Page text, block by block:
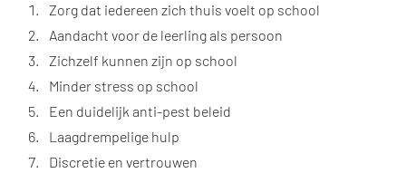
Zorg dat iedereen zich thuis voelt op school
Aandacht voor de leerling als persoon
Zichzelf kunnen zijn op school
Minder stress op school
Een duidelijk anti-pest beleid
Laagdrempelige hulp
Discretie en vertrouwen